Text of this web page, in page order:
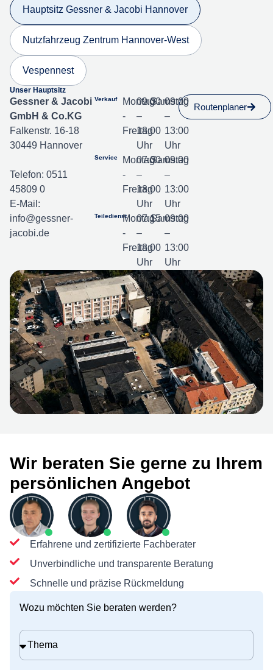
Hauptsitz Gessner & Jacobi Hannover
Nutzfahrzeug Zentrum Hannover-West
Vespennest
Unser Hauptsitz
Gessner & Jacobi
GmbH & Co.KG
Falkenstr. 16-18
30449 Hannover
Telefon: 0511
45809 0
E-Mail:
info@gessner-
jacobi.de
Verkauf
Montag
-
Freitag
09:00
–
18:00
Uhr
Samstag
09:00
–
13:00
Uhr
Service
Montag
-
Freitag
07:00
–
18:00
Uhr
Samstag
09:00
–
13:00
Uhr
TeiledienstMontag
-
Freitag
07:15
–
18:00
Uhr
Samstag
09:00
–
13:00
Uhr
Routenplaner
Wir beraten Sie gerne zu Ihrem
persönlichen Angebot
Erfahrene und zertifizierte Fachberater
Unverbindliche und transparente Beratung
Schnelle und präzise Rückmeldung
Wozu möchten Sie beraten werden?